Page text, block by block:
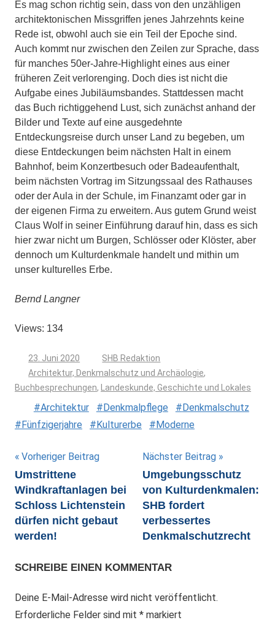
Es mag schon richtig sein, dass von den unzähligen
architektonischen Missgriffen jenes Jahrzehnts keine
Rede ist, obwohl auch sie ein Teil der Epoche sind.
Auch kommt nur zwischen den Zeilen zur Sprache, dass
für manches 50er-Jahre-Highlight eines aus einer
früheren Zeit verlorenging. Doch dies ist nicht die
Aufgabe eines Jubiläumsbandes. Stattdessen macht
das Buch richtiggehend Lust, sich zunächst anhand der
Bilder und Texte auf eine ausgedehnte
Entdeckungsreise durch unser Land zu begeben, um
diese Entdeckungen beim nächsten Halt in einem
Bahnhof, beim Konzertbesuch oder Badeaufenthalt,
beim nächsten Vortrag im Sitzungssaal des Rathauses
oder der Aula in der Schule, im Finanzamt oder gar in
der eigenen Firma zu erweitern. Aus gutem Grund weist
Claus Wolf in seiner Einführung darauf hin, dass es sich
hier zwar nicht um Burgen, Schlösser oder Klöster, aber
dennoch um Kulturdenkmale handelt und mithin um
unser kulturelles Erbe.
Bernd Langner
Views: 134
23. Juni 2020
SHB Redaktion
Architektur, Denkmalschutz und Archäologie,
Buchbesprechungen, Landeskunde, Geschichte und Lokales
Architektur Denkmalpflege
Denkmalschutz
Fünfzigerjahre
Kulturerbe Moderne
Beitragsnavigation
Vorheriger Beitrag
Umstrittene
Windkraftanlagen bei
Schloss Lichtenstein
dürfen nicht gebaut
werden!
Nächster Beitrag
Umgebungsschutz
von Kulturdenkmalen:
SHB fordert
verbessertes
Denkmalschutzrecht
SCHREIBE EINEN KOMMENTAR
Deine E-Mail-Adresse wird nicht veröffentlicht.
Erforderliche Felder sind mit * markiert